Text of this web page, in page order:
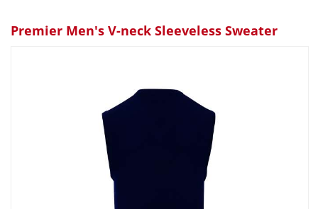
Premier Men's V-neck Sleeveless Sweater